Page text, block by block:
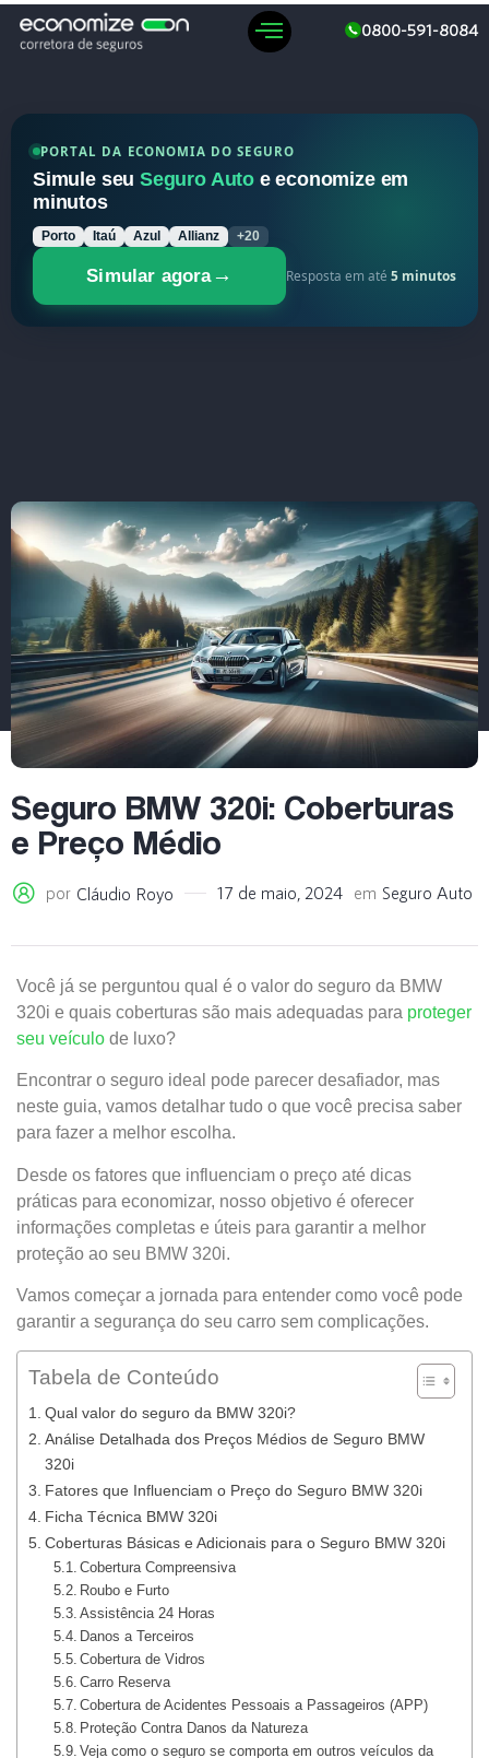
0800-591-8084
PORTAL DA ECONOMIA DO SEGURO
Simule seu Seguro Autoe economize em
minutos
Porto Itaú Azul Allianz +20
Simular agora→ Resposta em até 5 minutos
Seguro BMW 320i: Coberturas
e Preço Médio
por Cláudio Royo 17 de maio, 2024 em Seguro Auto
Você já se perguntou qual é o valor do seguro da BMW
320i e quais coberturas são mais adequadas para proteger
seu veículo de luxo?
Encontrar o seguro ideal pode parecer desafiador, mas
neste guia, vamos detalhar tudo o que você precisa saber
para fazer a melhor escolha.
Desde os fatores que influenciam o preço até dicas
práticas para economizar, nosso objetivo é oferecer
informações completas e úteis para garantir a melhor
proteção ao seu BMW 320i.
Vamos começar a jornada para entender como você pode
garantir a segurança do seu carro sem complicações.
Tabela de Conteúdo
Qual valor do seguro da BMW 320i?
Análise Detalhada dos Preços Médios de Seguro BMW
320i
Fatores que Influenciam o Preço do Seguro BMW 320i
Ficha Técnica BMW 320i
Coberturas Básicas e Adicionais para o Seguro BMW 320i
Cobertura Compreensiva
Roubo e Furto
Assistência 24 Horas
Danos a Terceiros
Cobertura de Vidros
Carro Reserva
Cobertura de Acidentes Pessoais a Passageiros (APP)
Proteção Contra Danos da Natureza
Veja como o seguro se comporta em outros veículos da